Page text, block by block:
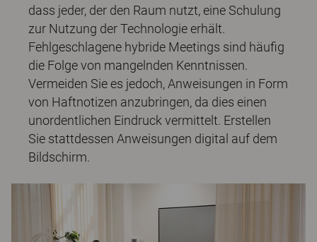
dass jeder, der den Raum nutzt, eine Schulung
zur Nutzung der Technologie erhält.
Fehlgeschlagene hybride Meetings sind häufig
die Folge von mangelnden Kenntnissen.
Vermeiden Sie es jedoch, Anweisungen in Form
von Haftnotizen anzubringen, da dies einen
unordentlichen Eindruck vermittelt. Erstellen
Sie stattdessen Anweisungen digital auf dem
Bildschirm.